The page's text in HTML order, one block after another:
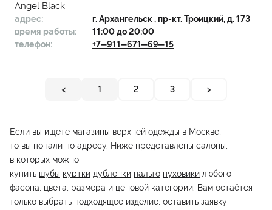
Angel Black
адрес: г.Архангельск, пр-кт. Троицкий, д. 173
время работы:
11:00 до 20:00
телефон:
+7‒911‒671‒69‒15
< 1 2 3 >
Если вы ищете магазины верхней одежды в Москве,
то вы попали по адресу. Ниже представлены салоны,
в которых можно
купить шубы куртки дубленки пальто пуховики любого
фасона, цвета, размера и ценовой категории. Вам остаётся
только выбрать подходящее изделие, оставить заявку